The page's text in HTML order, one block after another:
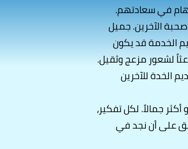
في سعادتهم.
الآخرين. جميل
الخدمة قد يكون
لشعور مزعج وثقيل.
الخدة للآخرين
جمالاً. لكل تفكير،
على أن نجد في